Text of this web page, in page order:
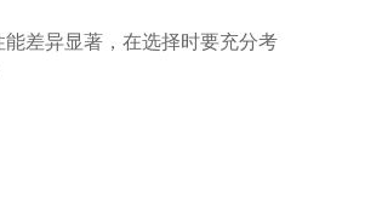
差异显著，在选择时要充分考